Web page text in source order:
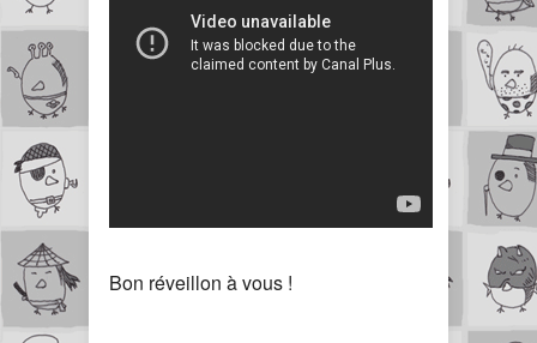
Bon réveillon à vous !